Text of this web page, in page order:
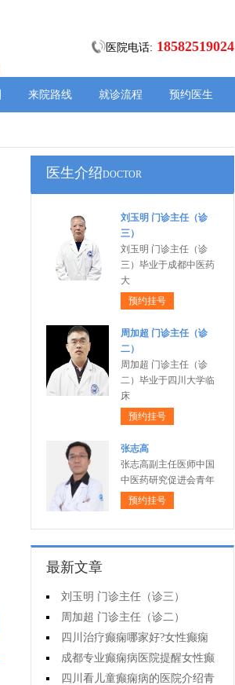
医院电话: 18582519024
来院路线 就诊流程 预约医生
医生介绍DOCTOR
刘玉明 门诊主任（诊
三）
刘玉明 门诊主任（诊
三）毕业于成都中医药
大
预约挂号
周加超 门诊主任（诊
二）
周加超 门诊主任（诊
二）毕业于四川大学临
床
预约挂号
张志高
张志高副主任医师中国
中医药研究促进会青年
预约挂号
最新文章
刘玉明 门诊主任（诊三）
周加超 门诊主任（诊二）
四川治疗癫痫哪家好?女性癫痫
怎么预防?
成都专业癫痫病医院提醒女性癫
痫患者在经期要注意什么?
四川看儿童癫痫病的医院介绍青